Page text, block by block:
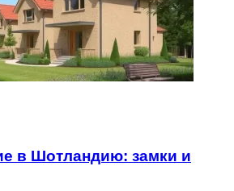
в Шотландию: замки и